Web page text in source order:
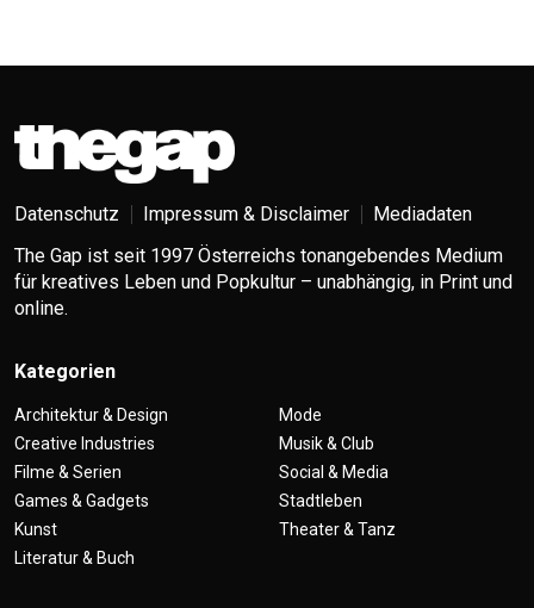
Datenschutz Impressum & Disclaimer
Mediadaten
The Gap ist seit 1997 Österreichs tonangebendes Medium
für kreatives Leben und Popkultur – unabhängig, in Print und
online.
Kategorien
Architektur & Design
Creative Industries
Filme & Serien
Games & Gadgets
Kunst
Literatur & Buch
Mode
Musik & Club
Social & Media
Stadtleben
Theater & Tanz